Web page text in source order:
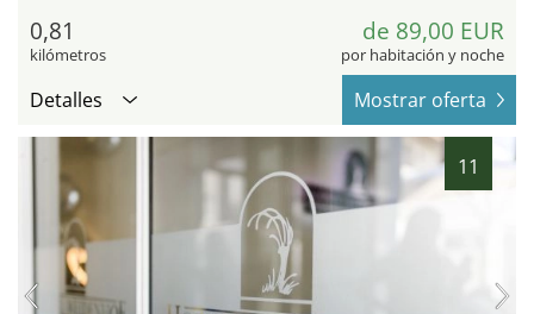
0,81
kilómetros
de 89,00 EUR
por habitación y noche
Detalles Mostrar oferta
11